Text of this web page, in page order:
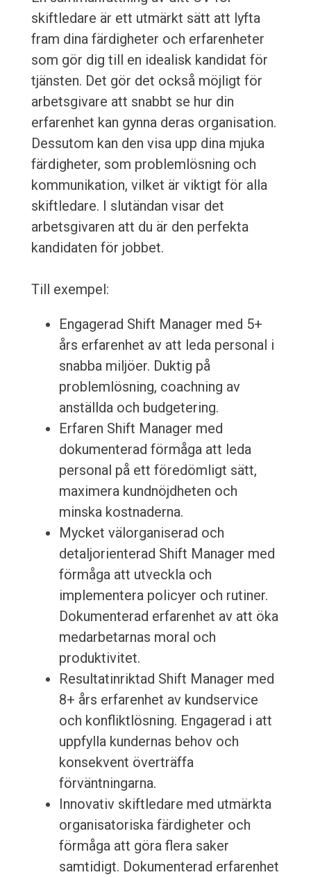
skiftledare är ett utmärkt sätt att lyfta
fram dina färdigheter och erfarenheter
som gör dig till en idealisk kandidat för
tjänsten. Det gör det också möjligt för
arbetsgivare att snabbt se hur din
erfarenhet kan gynna deras organisation.
Dessutom kan den visa upp dina mjuka
färdigheter, som problemlösning och
kommunikation, vilket är viktigt för alla
skiftledare. I slutändan visar det
arbetsgivaren att du är den perfekta
kandidaten för jobbet.
Till exempel:
Engagerad Shift Manager med 5+
års erfarenhet av att leda personal i
snabba miljöer. Duktig på
problemlösning, coachning av
anställda och budgetering.
Erfaren Shift Manager med
dokumenterad förmåga att leda
personal på ett föredömligt sätt,
maximera kundnöjdheten och
minska kostnaderna.
Mycket välorganiserad och
detaljorienterad Shift Manager med
förmåga att utveckla och
implementera policyer och rutiner.
Dokumenterad erfarenhet av att öka
medarbetarnas moral och
produktivitet.
Resultatinriktad Shift Manager med
8+ års erfarenhet av kundservice
och konfliktlösning. Engagerad i att
uppfylla kundernas behov och
konsekvent överträffa
förväntningarna.
Innovativ skiftledare med utmärkta
organisatoriska färdigheter och
förmåga att göra flera saker
samtidigt. Dokumenterad erfarenhet